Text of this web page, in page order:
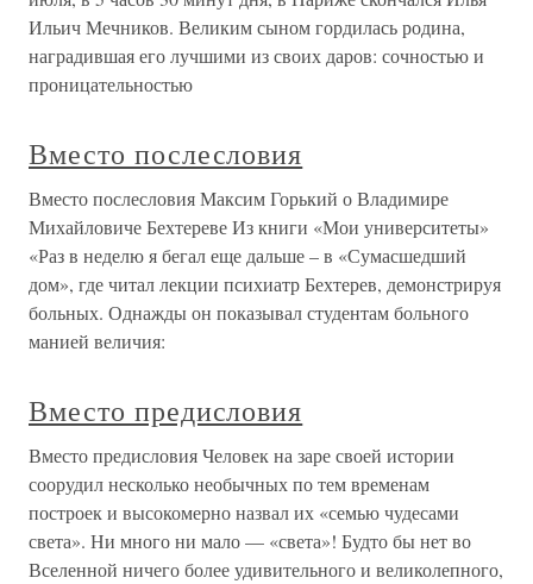
Ильич Мечников. Великим сыном гордилась родина,
наградившая его лучшими из своих даров: сочностью и
проницательностью
Вместо послесловия
Вместо послесловия Максим Горький о Владимире
Михайловиче Бехтереве Из книги «Мои университеты»
«Раз в неделю я бегал еще дальше – в «Сумасшедший
дом», где читал лекции психиатр Бехтерев, демонстрируя
больных. Однажды он показывал студентам больного
манией величия:
Вместо предисловия
Вместо предисловия Человек на заре своей истории
соорудил несколько необычных по тем временам
построек и высокомерно назвал их «семью чудесами
света». Ни много ни мало — «света»! Будто бы нет во
Вселенной ничего более удивительного и великолепного,